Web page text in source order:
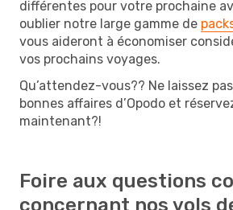
différentes pour votre prochaine
oublier notre large gamme de
vous aideront à économiser
vos prochains voyages.
Qu’attendez-vous?? Ne laissez
bonnes affaires d’Opodo et
maintenant?!
Foire aux questions
concernant nos vols